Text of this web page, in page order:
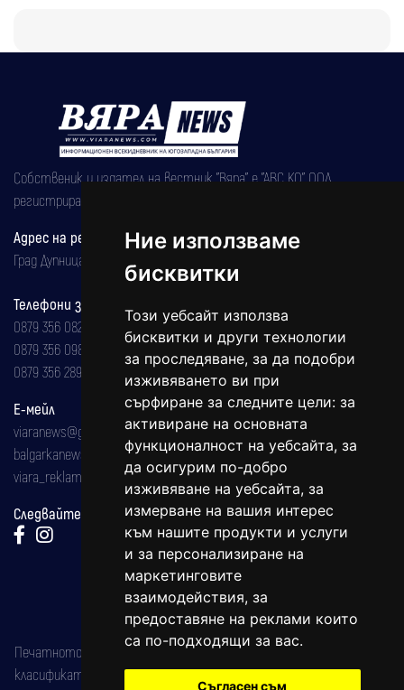
Ние използваме
бисквитки
Този уебсайт използва
бисквитки и други технологии
за проследяване, за да подобри
изживяването ви при
сърфиране за следните цели: за
активиране на основната
функционалност на уебсайта, за
да осигурим по-добро
изживяване на уебсайта, за
измерване на вашия интерес
към нашите продукти и услуги
и за персонализиране на
маркетинговите
взаимодействия, за
предоставяне на реклами които
са по-подходящи за вас.
Съгласен съм
Собственик и издател на вестник "Вяра" е "АВС КО" ООД,
регистрирана на 08.05.2002 година.
Адрес на редакцията
Град Дупница, ул.''Христо Ботев" 43
Телефони за реклама и абонаменти
0879 356 082
0879 356 098
0879 356 289
Е-мейл
viaranews@gmail.com
balgarkanews@gmail.com
viara_reklama@mail.bg
Следвайте ни:
Печатното издание на вестника е регистрирано в националния
класификатор на печатните издания (Българска национална